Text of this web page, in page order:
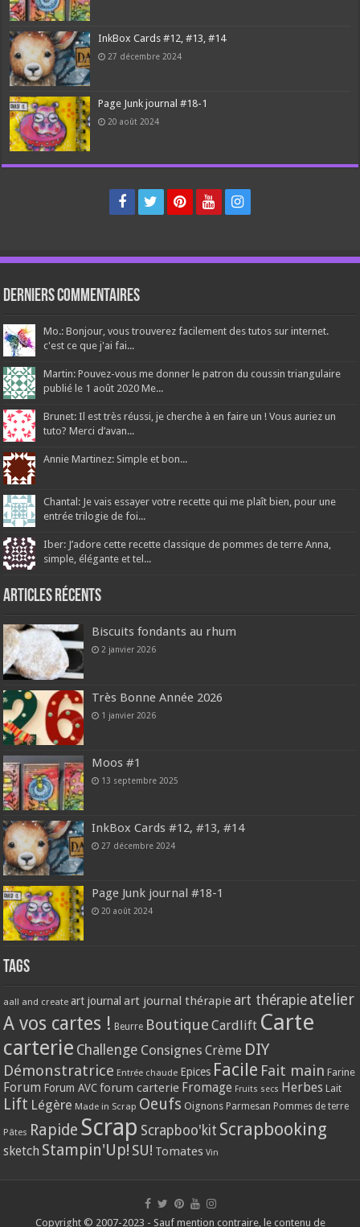
InkBox Cards #12, #13, #14
27 décembre 2024
Page Junk journal #18-1
20 août 2024
Derniers Commentaires
Mo.: Bonjour, vous trouverez facilement des tutos sur internet.
c'est ce que j'ai fai...
Martin: Pouvez-vous me donner le patron du coussin triangulaire
publié le 1 août 2020 Me...
Brunet: Il est très réussi, je cherche à en faire un ! Vous auriez un
tuto? Merci d’avan...
Annie Martinez: Simple et bon...
Chantal: Je vais essayer votre recette qui me plaît bien, pour une
entrée trilogie de foi...
Iber: J’adore cette recette classique de pommes de terre Anna,
simple, élégante et tel...
Articles récents
Biscuits fondants au rhum
2 janvier 2026
Très Bonne Année 2026
1 janvier 2026
Moos #1
13 septembre 2025
InkBox Cards #12, #13, #14
27 décembre 2024
Page Junk journal #18-1
20 août 2024
Tags
aall and create art journal art journal thérapie art thérapie atelier
A vos cartes ! Beurre Boutique Cardlift Carte
carterie Challenge Consignes Crème DIY
Démonstratrice Entrée chaude Epices Facile Fait main Farine
Forum Forum AVC forum carterie Fromage Fruits secs Herbes Lait
Lift Légère Made in Scrap Oeufs Oignons Parmesan Pommes de terre
Pâtes Rapide Scrap Scrapboo'kit Scrapbooking
sketch Stampin'Up! SU! Tomates Vin
Copyright © 2007-2023 - Sauf mention contraire, le contenu de